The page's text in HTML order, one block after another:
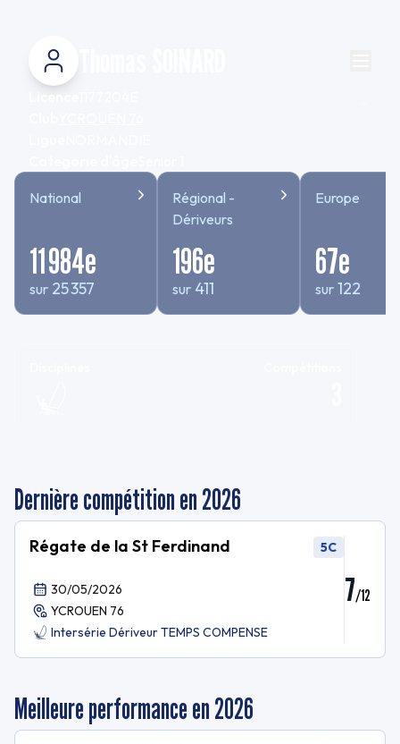
National
11 984e
sur 25 357
Régional -
Dériveurs
196e
sur 411
Europe
67e
sur 122
Dernière compétition en 2026
Régate de la St Ferdinand 5C
30/05/2026
YCROUEN 76
Intersérie Dériveur TEMPS COMPENSE
7/12
Meilleure performance en 2026